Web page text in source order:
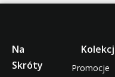
Na
Skróty
Promocje